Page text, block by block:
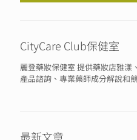
CityCare Club保健室
麗登藥妝保健室 提供藥妝店雅
產品諮詢、專業藥師成分解說和
最新文章